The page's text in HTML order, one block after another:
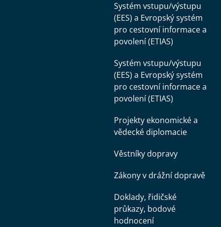
Systém vstupu/výstupu
(EES) a Evropský systém
pro cestovní informace a
povolení (ETIAS)
Systém vstupu/výstupu
(EES) a Evropský systém
pro cestovní informace a
povolení (ETIAS)
Projekty ekonomické a
vědecké diplomacie
Věstníky dopravy
Zákony v drážní dopravě
Doklady, řidičské
průkazy, bodové
hodnocení